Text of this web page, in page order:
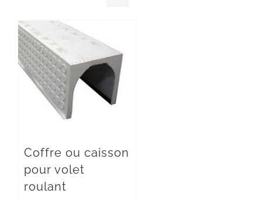
Coffre ou caisson
pour volet
roulant